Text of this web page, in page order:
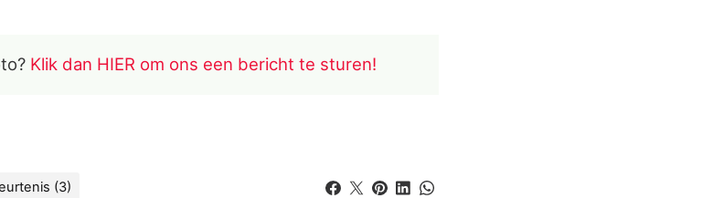
Klik dan HIER om ons een bericht te sturen!
(3)